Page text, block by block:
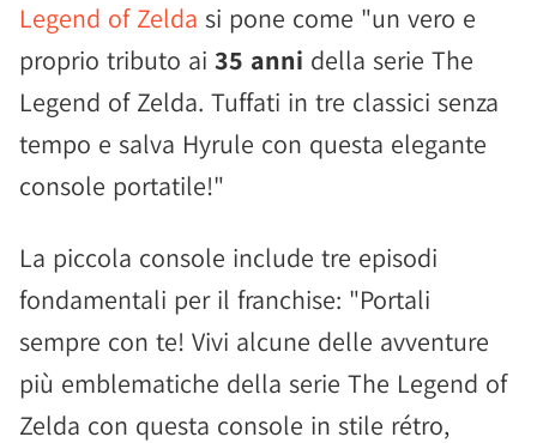
Legend of Zelda si pone come "un vero e
proprio tributo ai 35 anni della serie The
Legend of Zelda. Tuffati in tre classici senza
tempo e salva Hyrule con questa elegante
console portatile!"
La piccola console include tre episodi
fondamentali per il franchise: "Portali
sempre con te! Vivi alcune delle avventure
più emblematiche della serie The Legend of
Zelda con questa console in stile rétro,